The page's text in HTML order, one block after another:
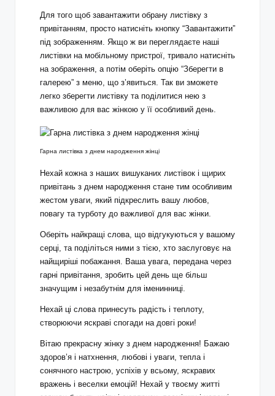
Для того щоб завантажити обрану листівку з
привітанням, просто натисніть кнопку “Завантажити”
під зображенням. Якщо ж ви переглядаєте наші
листівки на мобільному пристрої, тривало натисніть
на зображення, а потім оберіть опцію “Зберегти в
галерею” з меню, що з’явиться. Так ви зможете
легко зберегти листівку та поділитися нею з
важливою для вас жінкою у її особливий день.
Гарна листівка з днем народження жінці
Нехай кожна з наших вишуканих листівок і щирих
привітань з днем народження стане тим особливим
жестом уваги, який підкреслить вашу любов,
повагу та турботу до важливої для вас жінки.
Оберіть найкращі слова, що відгукуються у вашому
серці, та поділіться ними з тією, хто заслуговує на
найщиріші побажання. Ваша увага, передана через
гарні привітання, зробить цей день ще більш
значущим і незабутнім для іменинниці.
Нехай ці слова принесуть радість і теплоту,
створюючи яскраві спогади на довгі роки!
Вітаю прекрасну жінку з днем народження! Бажаю
здоров’я і натхнення, любові і уваги, тепла і
сонячного настрою, успіхів у всьому, яскравих
вражень і веселки емоцій! Нехай у твоєму житті